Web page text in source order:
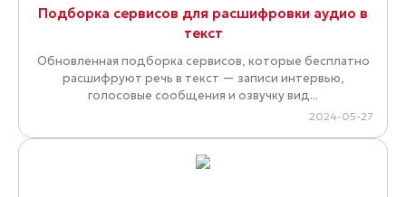
Подборка сервисов для расшифровки аудио в
текст
Обновленная подборка сервисов, которые бесплатно
расшифруют речь в текст — записи интервью,
голосовые сообщения и озвучку вид...
2024-05-27